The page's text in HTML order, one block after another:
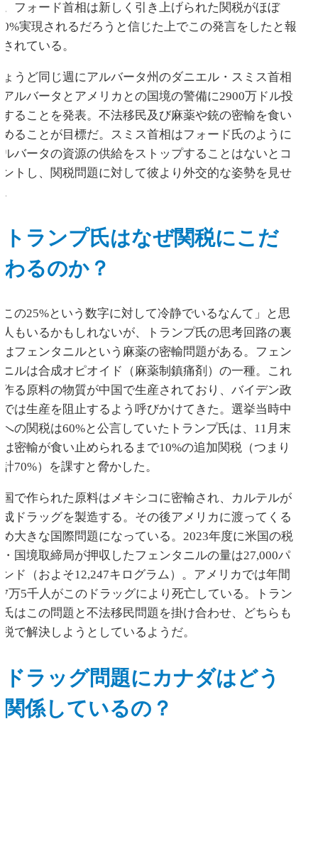
フォード首相は新しく引き上げられた関税がほぼ
実現されるだろうと信じた上でこの発言をしたと報
れている。
うど同じ週にアルバータ州のダニエル・スミス首相
ルバータとアメリカとの国境の警備に2900万ドル投
ることを発表。不法移民及び麻薬や銃の密輸を食い
ることが目標だ。スミス首相はフォード氏のように
バータの資源の供給をストップすることはないとコ
トし、関税問題に対して彼より外交的な姿勢を見せ
トランプ氏はなぜ関税にこだ
わるのか？
の25%という数字に対して冷静でいるなんて」と思
もいるかもしれないが、トランプ氏の思考回路の裏
フェンタニルという麻薬の密輸問題がある。フェン
ルは合成オピオイド（麻薬制鎮痛剤）の一種。これ
る原料の物質が中国で生産されており、バイデン政
は生産を阻止するよう呼びかけてきた。選挙当時中
の関税は60%と公言していたトランプ氏は、11月末
密輸が食い止められるまで10%の追加関税（つまり
70%）を課すと脅かした。
で作られた原料はメキシコに密輸され、カルテルが
ドラッグを製造する。その後アメリカに渡ってくる
大きな国際問題になっている。2023年度に米国の税
国境取締局が押収したフェンタニルの量は27,000パ
ド（およそ12,247キログラム）。アメリカでは年間
万5千人がこのドラッグにより死亡している。トラン
はこの問題と不法移民問題を掛け合わせ、どちらも
で解決しようとしているようだ。
ドラッグ問題にカナダはどう
関係しているの？